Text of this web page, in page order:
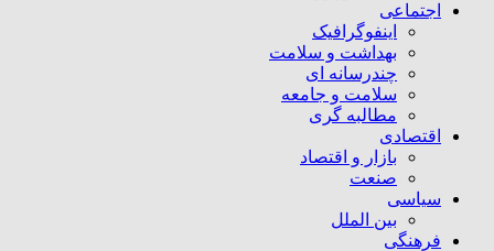
اجتماعی
اینفوگرافیک
بهداشت و سلامت
چندرسانه ای
سلامت و جامعه
مطالبه گری
اقتصادی
بازار و اقتصاد
صنعت
سیاسی
بین الملل
فرهنگی